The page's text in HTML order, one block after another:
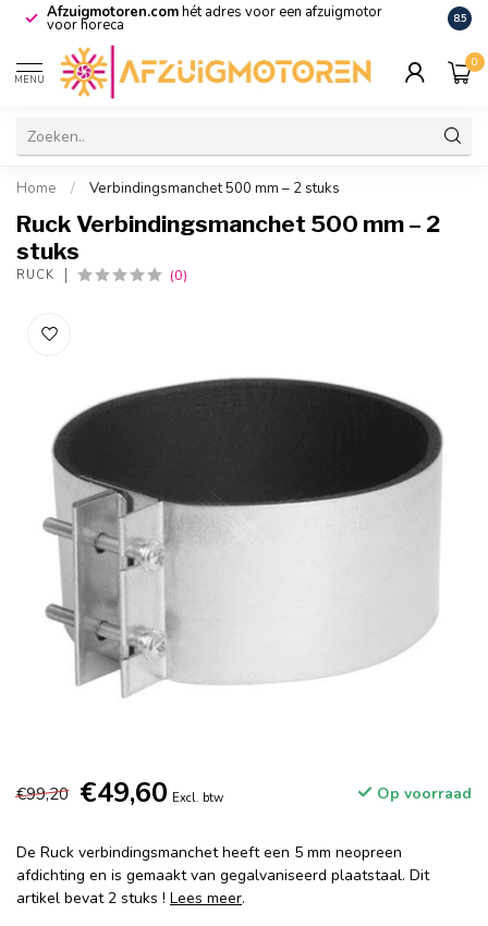
Afzuigmotoren.comhét adres voor een afzuigmotor
voor horeca De
8.5
MENU
0
Home / Verbindingsmanchet 500 mm – 2 stuks
Ruck Verbindingsmanchet 500 mm – 2
stuks
RUCK (0)
€99,20 €49,60 Excl. btw Op voorraad
De Ruck verbindingsmanchet heeft een 5 mm neopreen
afdichting en is gemaakt van gegalvaniseerd plaatstaal. Dit
artikel bevat 2 stuks ! Lees meer.